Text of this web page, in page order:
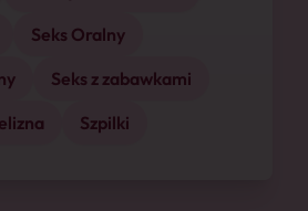
Seks Oralny
Seks z zabawkami
Szpilki